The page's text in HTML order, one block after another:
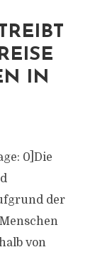
IN
0]Die
der
von